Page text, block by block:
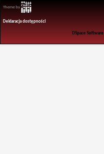
Theme by
Deklaracja dostępności
DSpace Software